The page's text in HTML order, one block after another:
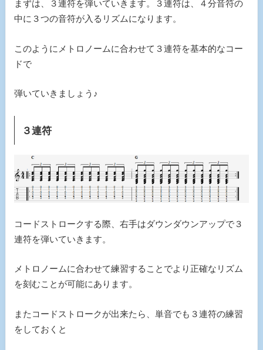
まずは、３連符を弾いていきます。３連符は、４分音符の
中に３つの音符が入るリズムになります。
このようにメトロノームに合わせて３連符を基本的なコー
ドで
弾いていきましょう♪
３連符
コードストロークする際、右手はダウンダウンアップで３
連符を弾いていきます。
メトロノームに合わせて練習することでより正確なリズム
を刻むことが可能にあります。
またコードストロークが出来たら、単音でも３連符の練習
をしておくと